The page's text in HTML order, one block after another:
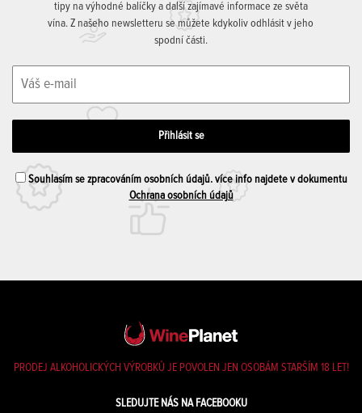
tipy na výhodné balíčky a další zajímavé informace ze světa
vína. Z našeho newsletteru se můžete kdykoliv odhlásit v jeho
spodní části.
Souhlasím se zpracováním osobních údajů. více info najdete v dokumentu
Ochrana osobních údajů
PRODEJ ALKOHOLICKÝCH VÝROBKŮ JE POVOLEN JEN OSOBÁM STARŠÍM 18 LET!
SLEDUJTE NÁS NA FACEBOOKU